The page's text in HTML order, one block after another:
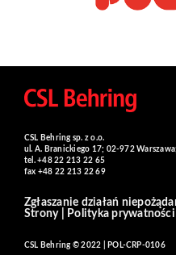
CSL Behring sp. z o.o.
ul. A. Branickiego 17; 02-972
tel. +48 22 213 22 65
fax +48 22 213 22 69
Zgłaszanie działań
Strony| Polityka prywatności
CSL Behring © 2022 | POL-CRP-0106